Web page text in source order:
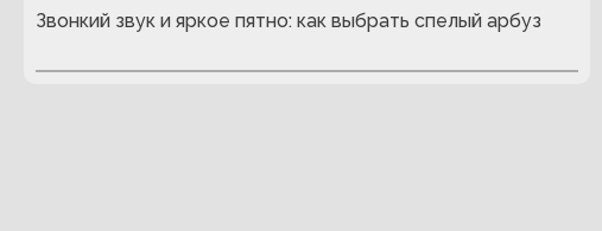
Звонкий звук и яркое пятно: как выбрать спелый арбуз